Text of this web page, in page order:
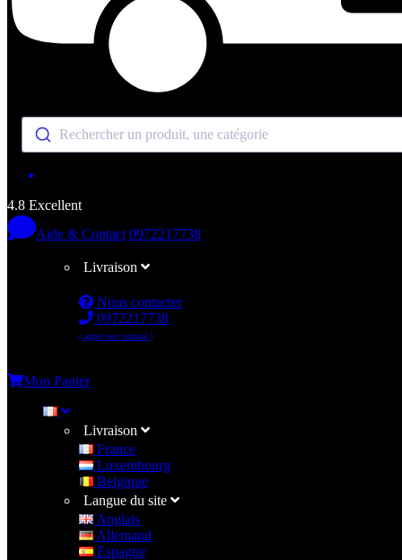
Rechercher un produit, une catégorie
4.8 Excellent
Aide & Contact 0972217738
Livraison
Nous contacter
0972217738
( appel non surtaxé )
Mon Panier
Livraison
France
Luxembourg
Belgique
Langue du site
Anglais
Allemand
Espagne